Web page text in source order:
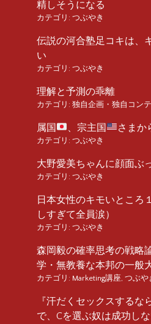
精しそうになる
カテゴリ: つぶやき
伝説の河合塾足コキは、
い
カテゴリ: つぶやき
理解と予測の乖離
カテゴリ: 独自企画・独自コン
属国 、宗主国 さまか
カテゴリ: つぶやき
大野愛美ちゃんに顔面ぶ
カテゴリ: つぶやき
日本女性のキモいところ
しすぎて全員涙）
カテゴリ: つぶやき
森岡毅の確率思考の戦略
学・無教養な本邦の一般
カテゴリ: Marketing講座 つぶや
『汗だくセックスするな
で、Cを選ぶ奴は成功し